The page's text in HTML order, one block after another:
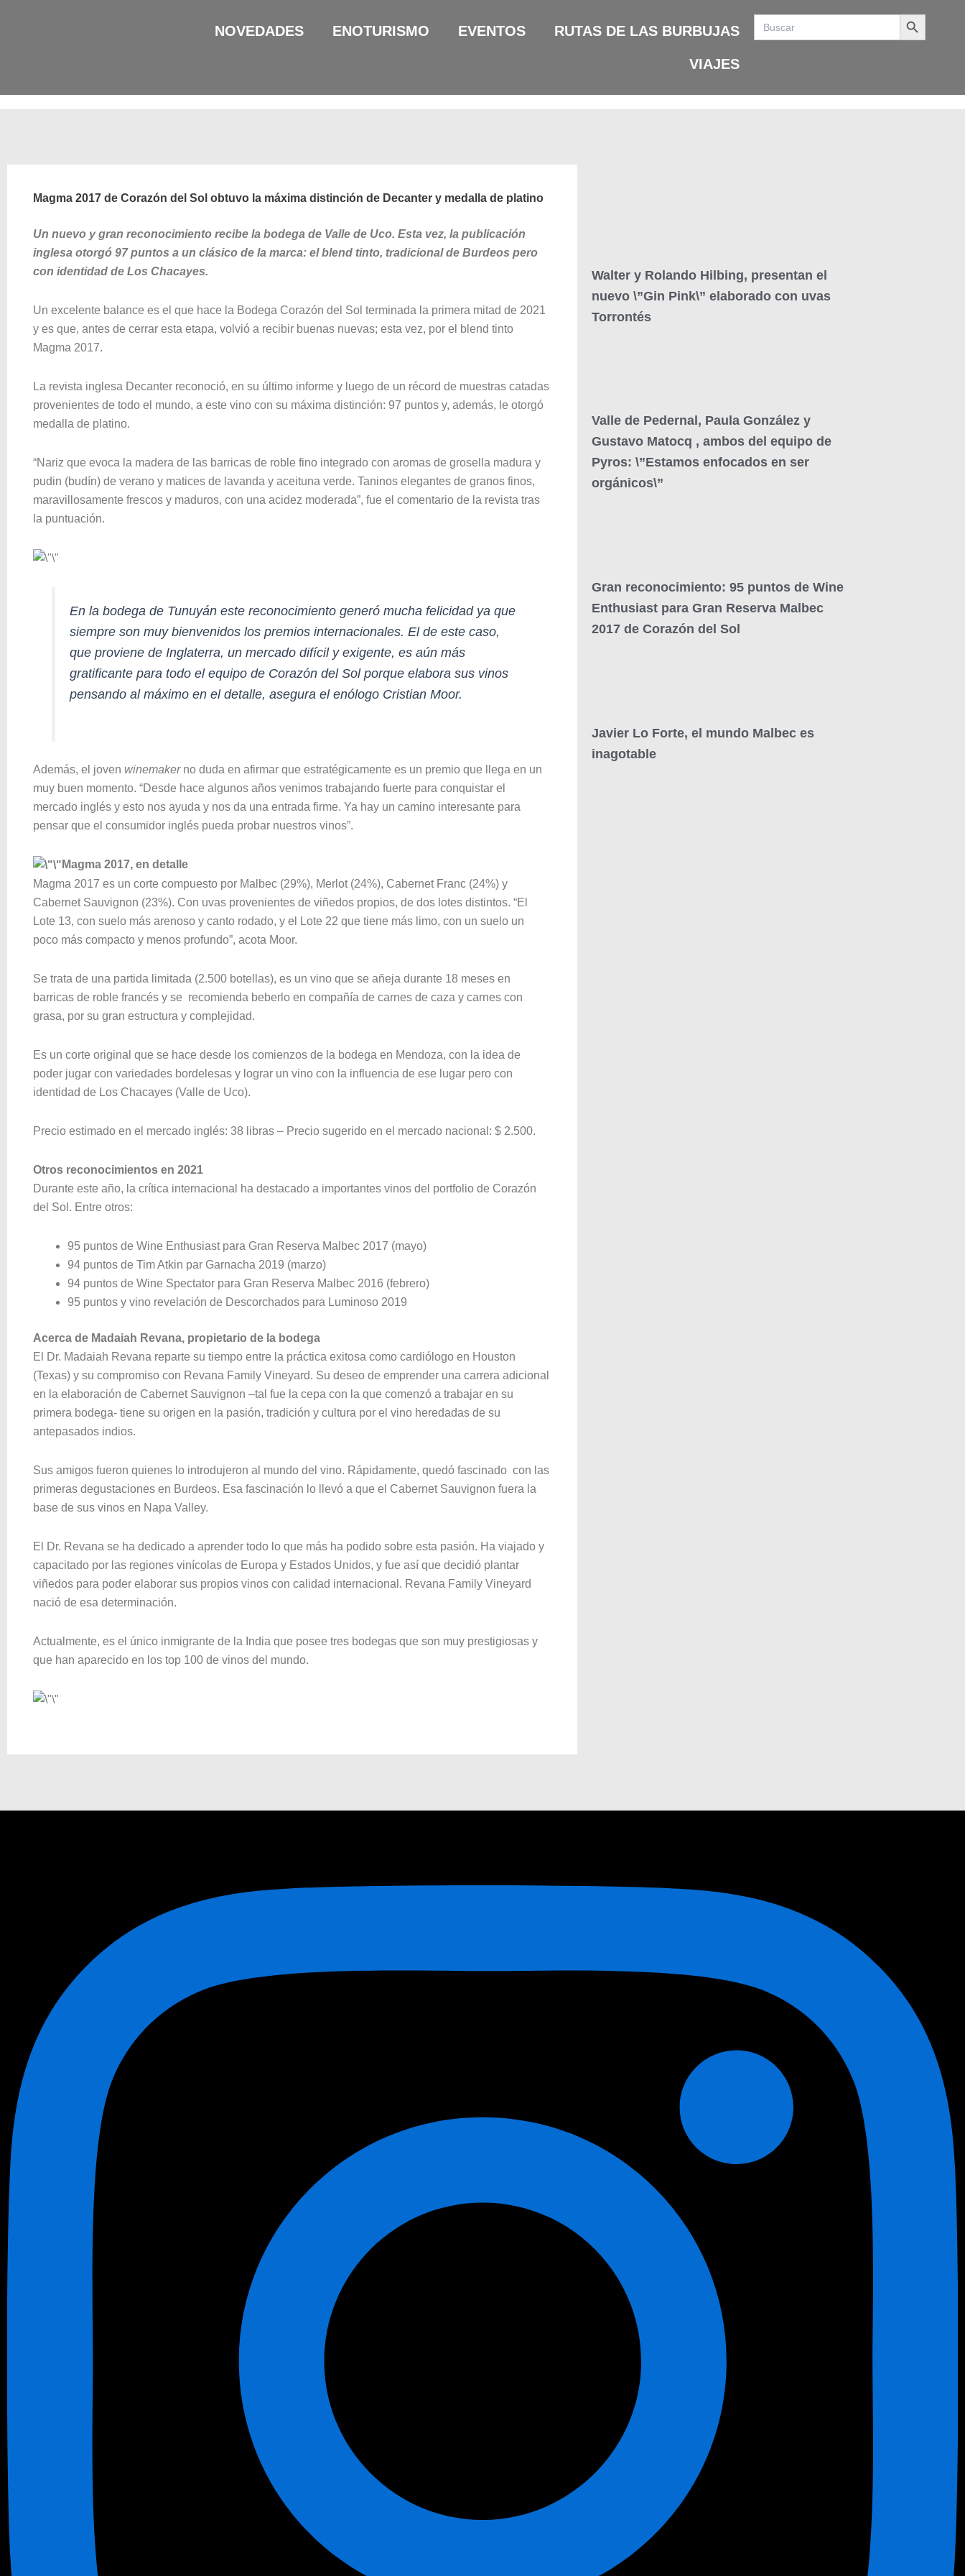
NOVEDADES ENOTURISMO EVENTOS RUTAS DE LAS BURBUJAS
VIAJES
Search
for:
Search Button
Magma 2017 de Corazón del Sol obtuvo la máxima distinción de Decanter y medalla de platino
Un nuevo y gran reconocimiento recibe la bodega de Valle de Uco. Esta vez, la publicación
inglesa otorgó 97 puntos a un clásico de la marca: el blend tinto, tradicional de Burdeos pero
con identidad de Los Chacayes.
Un excelente balance es el que hace la Bodega Corazón del Sol terminada la primera mitad de 2021
y es que, antes de cerrar esta etapa, volvió a recibir buenas nuevas; esta vez, por el blend tinto
Magma 2017.
La revista inglesa Decanter reconoció, en su último informe y luego de un récord de muestras catadas
provenientes de todo el mundo, a este vino con su máxima distinción: 97 puntos y, además, le otorgó
medalla de platino.
“Nariz que evoca la madera de las barricas de roble fino integrado con aromas de grosella madura y
pudin (budín) de verano y matices de lavanda y aceituna verde. Taninos elegantes de granos finos,
maravillosamente frescos y maduros, con una acidez moderada”, fue el comentario de la revista tras
la puntuación.
En la bodega de Tunuyán este reconocimiento generó mucha felicidad ya que
siempre son muy bienvenidos los premios internacionales. El de este caso,
que proviene de Inglaterra, un mercado difícil y exigente, es aún más
gratificante para todo el equipo de Corazón del Sol porque elabora sus vinos
pensando al máximo en el detalle, asegura el enólogo Cristian Moor.
Además, el joven winemakerno duda en afirmar que estratégicamente es un premio que llega en un
muy buen momento. “Desde hace algunos años venimos trabajando fuerte para conquistar el
mercado inglés y esto nos ayuda y nos da una entrada firme. Ya hay un camino interesante para
pensar que el consumidor inglés pueda probar nuestros vinos”.
Magma 2017, en detalle
Magma 2017 es un corte compuesto por Malbec (29%), Merlot (24%), Cabernet Franc (24%) y
Cabernet Sauvignon (23%). Con uvas provenientes de viñedos propios, de dos lotes distintos. “El
Lote 13, con suelo más arenoso y canto rodado, y el Lote 22 que tiene más limo, con un suelo un
poco más compacto y menos profundo”, acota Moor.
Se trata de una partida limitada (2.500 botellas), es un vino que se añeja durante 18 meses en
barricas de roble francés y se recomienda beberlo en compañía de carnes de caza y carnes con
grasa, por su gran estructura y complejidad.
Es un corte original que se hace desde los comienzos de la bodega en Mendoza, con la idea de
poder jugar con variedades bordelesas y lograr un vino con la influencia de ese lugar pero con
identidad de Los Chacayes (Valle de Uco).
Precio estimado en el mercado inglés: 38 libras – Precio sugerido en el mercado nacional: $ 2.500.
Otros reconocimientos en 2021
Durante este año, la crítica internacional ha destacado a importantes vinos del portfolio de Corazón
del Sol. Entre otros:
95 puntos de Wine Enthusiast para Gran Reserva Malbec 2017 (mayo)
94 puntos de Tim Atkin par Garnacha 2019 (marzo)
94 puntos de Wine Spectator para Gran Reserva Malbec 2016 (febrero)
95 puntos y vino revelación de Descorchados para Luminoso 2019
Acerca de Madaiah Revana, propietario de la bodega
El Dr. Madaiah Revana reparte su tiempo entre la práctica exitosa como cardiólogo en Houston
(Texas) y su compromiso con Revana Family Vineyard. Su deseo de emprender una carrera adicional
en la elaboración de Cabernet Sauvignon –tal fue la cepa con la que comenzó a trabajar en su
primera bodega- tiene su origen en la pasión, tradición y cultura por el vino heredadas de su
antepasados indios.
Sus amigos fueron quienes lo introdujeron al mundo del vino. Rápidamente, quedó fascinado con las
primeras degustaciones en Burdeos. Esa fascinación lo llevó a que el Cabernet Sauvignon fuera la
base de sus vinos en Napa Valley.
El Dr. Revana se ha dedicado a aprender todo lo que más ha podido sobre esta pasión. Ha viajado y
capacitado por las regiones vinícolas de Europa y Estados Unidos, y fue así que decidió plantar
viñedos para poder elaborar sus propios vinos con calidad internacional. Revana Family Vineyard
nació de esa determinación.
Actualmente, es el único inmigrante de la India que posee tres bodegas que son muy prestigiosas y
que han aparecido en los top 100 de vinos del mundo.
Walter y Rolando Hilbing, presentan el
nuevo \”Gin Pink\” elaborado con uvas
Torrontés
Valle de Pedernal, Paula González y
Gustavo Matocq , ambos del equipo de
Pyros: \”Estamos enfocados en ser
orgánicos\”
Gran reconocimiento: 95 puntos de Wine
Enthusiast para Gran Reserva Malbec
2017 de Corazón del Sol
Javier Lo Forte, el mundo Malbec es
inagotable